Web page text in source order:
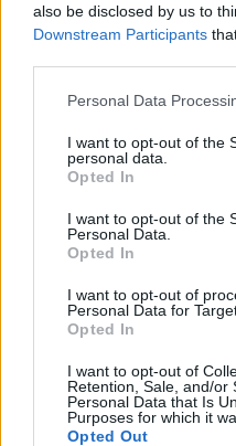
also be disclosed by us to
Downstream Participants
Personal Data
I want to opt-out of the
personal data.
Opted In
I want to opt-out of the
Personal Data.
Opted In
I want to opt-out of
Personal Data for
Opted In
I want to opt-out of
Retention, Sale, and/or
Personal Data that Is
Purposes for which it
Opted Out
ΠΕΡΙΒΑΛΛΟΝ
Η κλιματική αλλαγή
στην Ευρώπη
23/07/2026 - 15:12